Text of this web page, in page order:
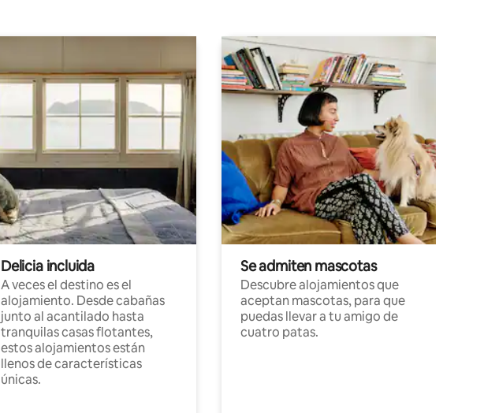
Delicia incluida
A veces el destino es el
alojamiento. Desde cabañas
junto al acantilado hasta
tranquilas casas flotantes,
estos alojamientos están
llenos de características
únicas.
Se admiten mascotas
Descubre alojamientos que
aceptan mascotas, para que
puedas llevar a tu amigo de
cuatro patas.